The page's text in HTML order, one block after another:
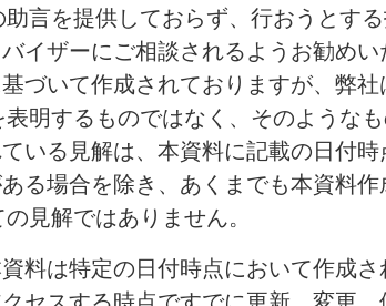
言を提供しておらず、行おうとす
イザーにご相談されるようお勧め
づいて作成されておりますが、弊
明するものではなく、そのような
いる見解は、本資料に記載の日付
る場合を除き、あくまでも本資料
見解ではありません。
料は特定の日付時点において作成